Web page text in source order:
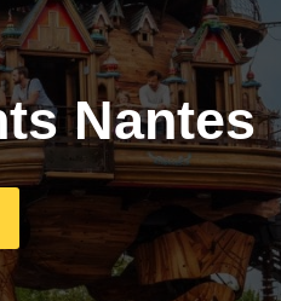
Nantes